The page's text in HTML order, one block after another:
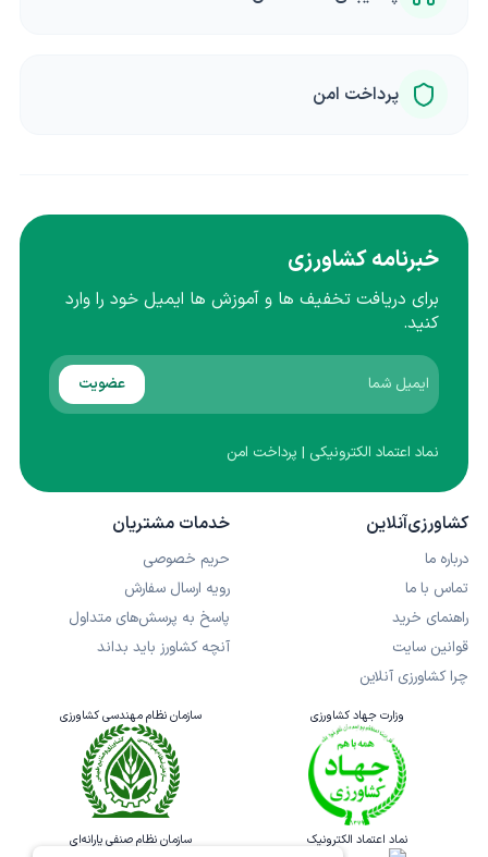
پرداخت امن
خبرنامه کشاورزی
برای دریافت تخفیف ها و آموزش ها ایمیل خود را وارد
کنید.
عضویت
نماد اعتماد الکترونیکی | پرداخت امن
کشاورزی‌آنلاین
درباره ما
تماس با ما
راهنمای خرید
قوانین سایت
چرا کشاورزی آنلاین
خدمات مشتریان
حریم خصوصی
رویه ارسال سفارش
پاسخ به پرسش‌های متداول
آنچه کشاورز باید بداند
وزارت جهاد کشاورزی سازمان نظام مهندسی کشاورزی
نماد اعتماد الکترونیک سازمان نظام صنفی یارانه‌ای